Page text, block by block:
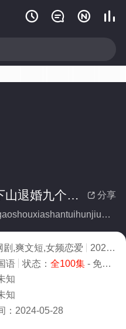
   
 分享
高手下山退婚九个未婚妻(全集)
别名：gaoshouxiashantuihunjiugeweihunqi
剧,爽文短,女频恋爱 2023
语 状态： 全100集- 免费在线观看
知
知
： 2024-05-28